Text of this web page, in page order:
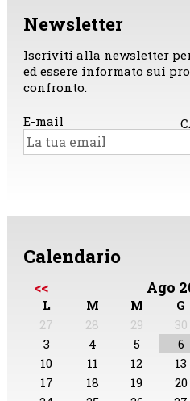
Newsletter
Iscriviti alla newsletter
ed essere informato sui
confronto.
E-mail
Calendario
<< Ago
L M M G
27
28 29 30
3
4 5 6
10
11 12 13
17
18 19 20